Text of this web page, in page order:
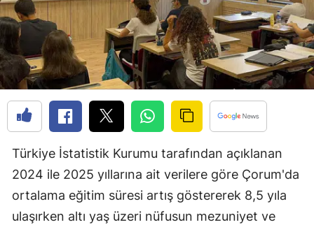
Çankırı
Çorum
Denizli
Diyarbakır
Edirne
Elazığ
Erzincan
Erzurum
Türkiye İstatistik Kurumu tarafından açıklanan
2024 ile 2025 yıllarına ait verilere göre Çorum'da
ortalama eğitim süresi artış göstererek 8,5 yıla
ulaşırken altı yaş üzeri nüfusun mezuniyet ve